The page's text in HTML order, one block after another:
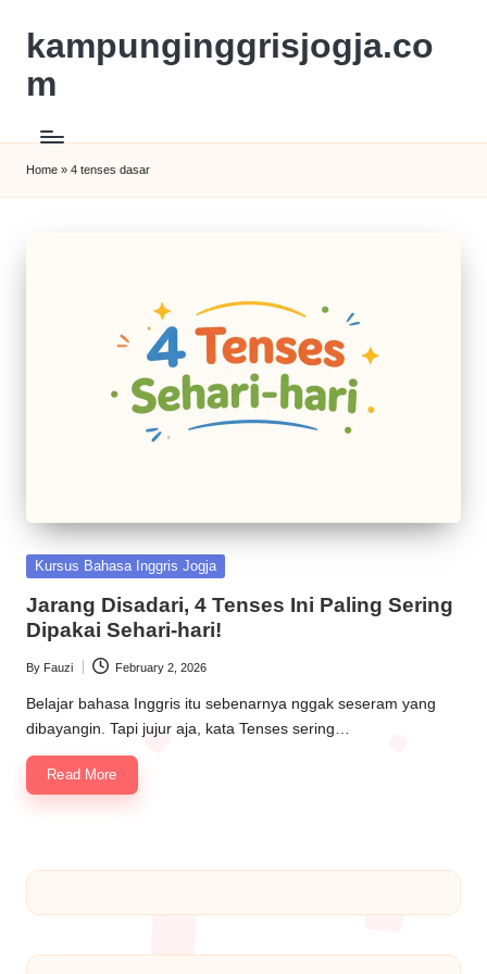
kampunginggrisjogja.co
m
Home » 4 tenses dasar
Kursus Bahasa Inggris Jogja
Jarang Disadari, 4 Tenses Ini Paling Sering
Dipakai Sehari-hari!
By Fauzi February 2, 2026
Belajar bahasa Inggris itu sebenarnya nggak seseram yang
dibayangin. Tapi jujur aja, kata Tenses sering…
Read More